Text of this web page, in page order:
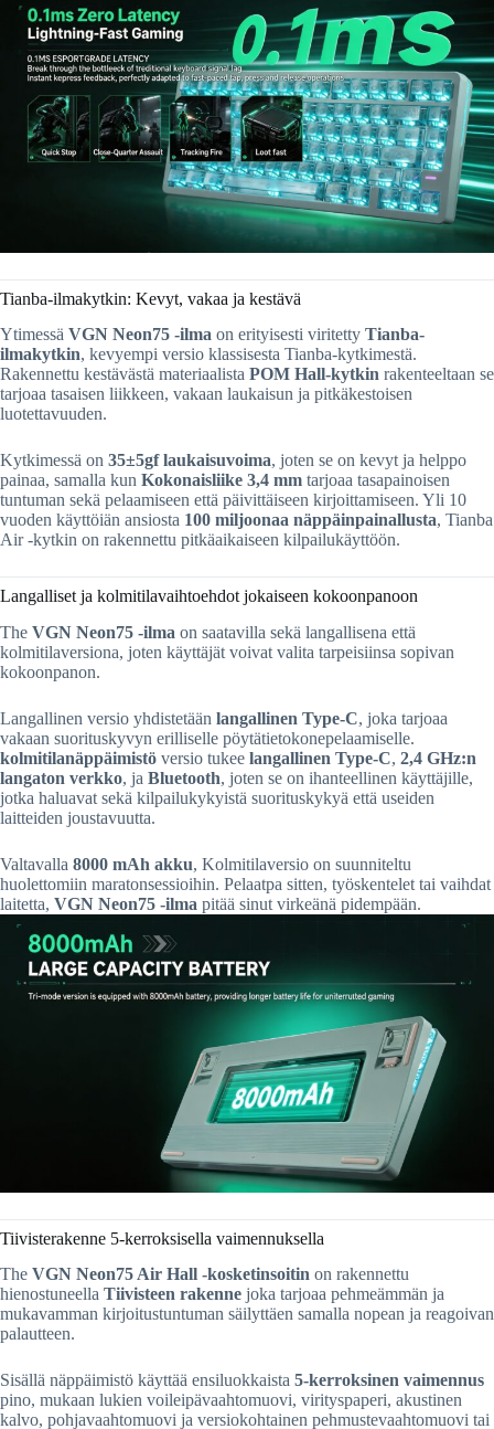
Tianba-ilmakytkin: Kevyt, vakaa ja kestävä
Ytimessä VGN Neon75 -ilma on erityisesti viritetty Tianba-
ilmakytkin, kevyempi versio klassisesta Tianba-kytkimestä.
Rakennettu kestävästä materiaalista POM Hall-kytkin rakenteeltaan se
tarjoaa tasaisen liikkeen, vakaan laukaisun ja pitkäkestoisen
luotettavuuden.
Kytkimessä on 35±5gf laukaisuvoima, joten se on kevyt ja helppo
painaa, samalla kun Kokonaisliike 3,4 mm tarjoaa tasapainoisen
tuntuman sekä pelaamiseen että päivittäiseen kirjoittamiseen. Yli 10
vuoden käyttöiän ansiosta 100 miljoonaa näppäinpainallusta, Tianba
Air -kytkin on rakennettu pitkäaikaiseen kilpailukäyttöön.
Langalliset ja kolmitilavaihtoehdot jokaiseen kokoonpanoon
The VGN Neon75 -ilma on saatavilla sekä langallisena että
kolmitilaversiona, joten käyttäjät voivat valita tarpeisiinsa sopivan
kokoonpanon.
Langallinen versio yhdistetään langallinen Type-C, joka tarjoaa
vakaan suorituskyvyn erilliselle pöytätietokonepelaamiselle.
kolmitilanäppäimistö versio tukee langallinen Type-C, 2,4 GHz:n
langaton verkko, ja Bluetooth, joten se on ihanteellinen käyttäjille,
jotka haluavat sekä kilpailukykyistä suorituskykyä että useiden
laitteiden joustavuutta.
Valtavalla 8000 mAh akku, Kolmitilaversio on suunniteltu
huolettomiin maratonsessioihin. Pelaatpa sitten, työskentelet tai vaihdat
laitetta, VGN Neon75 -ilma pitää sinut virkeänä pidempään.
Tiivisterakenne 5-kerroksisella vaimennuksella
The VGN Neon75 Air Hall -kosketinsoitin on rakennettu
hienostuneella Tiivisteen rakenne joka tarjoaa pehmeämmän ja
mukavamman kirjoitustuntuman säilyttäen samalla nopean ja reagoivan
palautteen.
Sisällä näppäimistö käyttää ensiluokkaista 5-kerroksinen vaimennus
pino, mukaan lukien voileipävaahtomuovi, virityspaperi, akustinen
kalvo, pohjavaahtomuovi ja versiokohtainen pehmustevaahtomuovi tai